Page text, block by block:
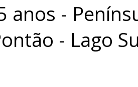
anos -
- Lago